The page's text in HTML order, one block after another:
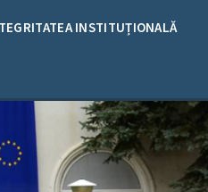
INSTITUȚIONALĂ